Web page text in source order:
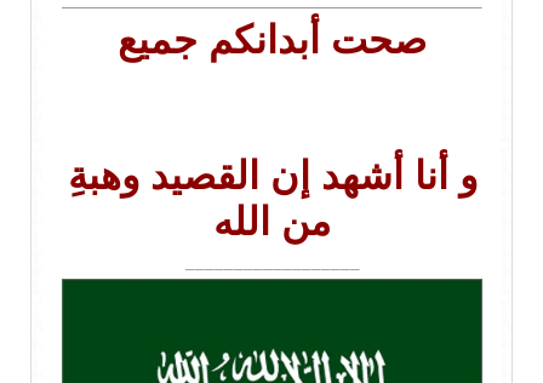
صحت أبدانكم جميع
و أنا أشهد إن القصيد وهبةِ
من الله
__________________